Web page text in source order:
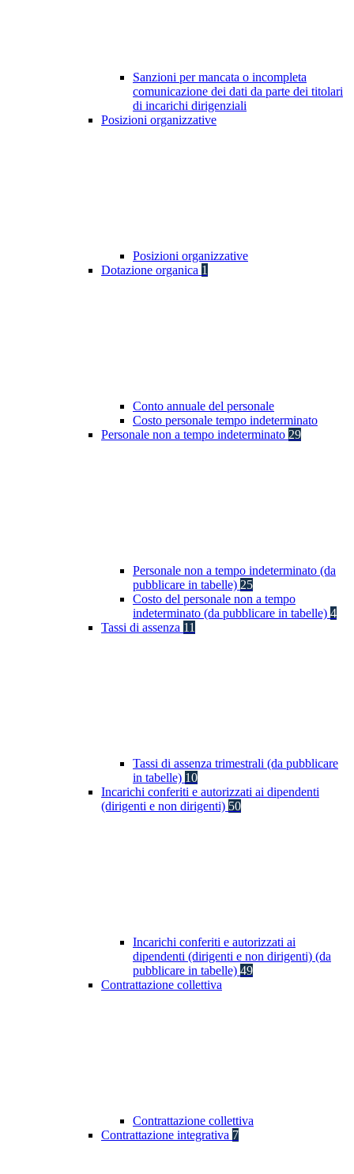
Sanzioni per mancata o incompleta
comunicazione dei dati da parte dei titolari
di incarichi dirigenziali
Posizioni organizzative
Posizioni organizzative
Dotazione organica 1
Conto annuale del personale
Costo personale tempo indeterminato
Personale non a tempo indeterminato 29
Personale non a tempo indeterminato (da
pubblicare in tabelle) 25
Costo del personale non a tempo
indeterminato (da pubblicare in tabelle) 4
Tassi di assenza 11
Tassi di assenza trimestrali (da pubblicare
in tabelle) 10
Incarichi conferiti e autorizzati ai dipendenti
(dirigenti e non dirigenti) 50
Incarichi conferiti e autorizzati ai
dipendenti (dirigenti e non dirigenti) (da
pubblicare in tabelle) 49
Contrattazione collettiva
Contrattazione collettiva
Contrattazione integrativa 7